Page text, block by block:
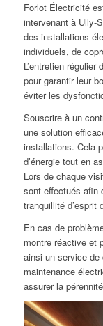
Forlot Électricité
intervenant à Ully-
des installations
individuels, de
L’entretien
pour garantir leur
éviter les
Souscrire à un
une solution
installations. Cela
d’énergie tout en
Lors de chaque
sont effectués afin
tranquillité d’esprit
En cas de
montre réactive et
ainsi un service
maintenance
assurer la